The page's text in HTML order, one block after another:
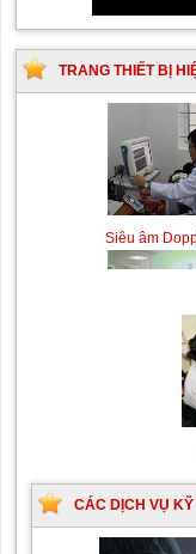
TRANG THIẾT BỊ
Siêu âm
sọ
CÁC DỊCH VỤ